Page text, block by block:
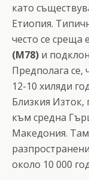
като
Етиопия.
често се среща
(М78) и подклон
Предполага се,
12-10 хиляди
Близкия Изток,
към средна
Македония.
около 10 000